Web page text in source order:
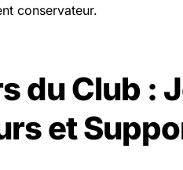
conservateur.
du Club :
et